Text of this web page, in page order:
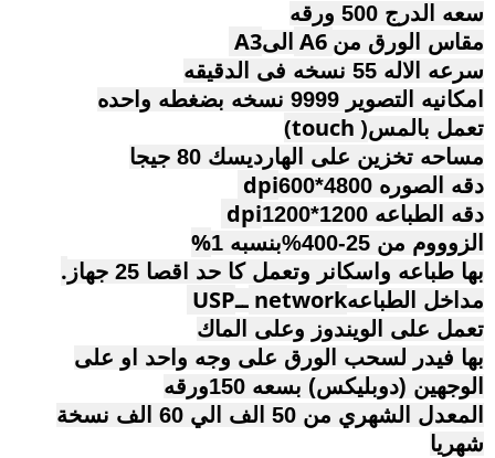
سعه الدرج 500 ورقه
مقاس الورق من A6 الىA3
سرعه الاله 55 نسخه فى الدقيقه
امكانيه التصوير 9999 نسخه بضغطه واحده
تعمل بالمس(touch )
مساحه تخزين على الهارديسك 80 جيجا
دقه الصوره 4800*600
dpi
دقه الطباعه 1200*1200 dpi
الزوووم من 25-400%بنسبه 1 %
بها طباعه واسكانر وتعمل كا حد اقصا 25 جهاز .
مداخل الطباعهnetwork ــUSP
تعمل على الويندوز وعلى الماك
بها فيدر لسحب الورق على وجه واحد او على
الوجهين (دوبليكس) بسعه 150ورقه
المعدل الشهري من 50 الف الي 60 الف نسخة
شهريا